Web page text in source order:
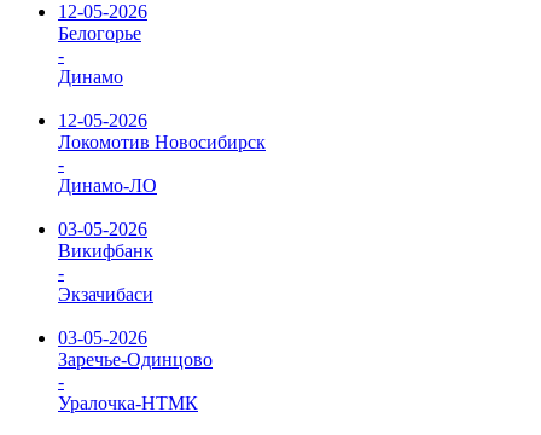
12-05-2026
Белогорье
-
Динамо
12-05-2026
Локомотив Новосибирск
-
Динамо-ЛО
03-05-2026
Викифбанк
-
Экзачибаси
03-05-2026
Заречье-Одинцово
-
Уралочка-НТМК